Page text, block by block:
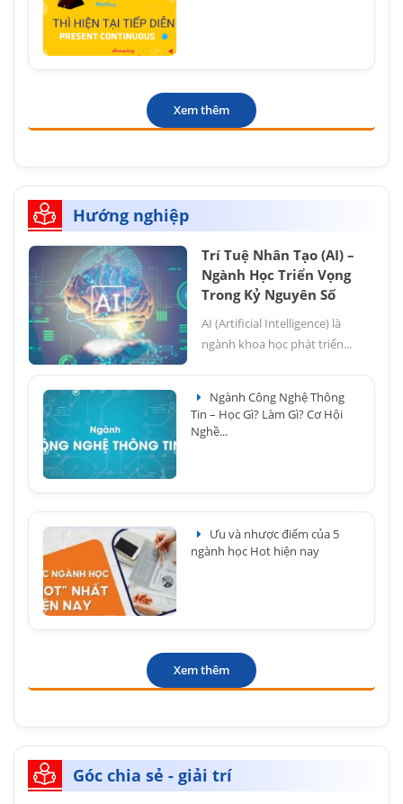
Xem thêm
Hướng nghiệp
Trí Tuệ Nhân Tạo (AI) –
Ngành Học Triển Vọng
Trong Kỷ Nguyên Số
AI (Artificial Intelligence) là
ngành khoa học phát triển...
Ngành Công Nghệ Thông
Tin – Học Gì? Làm Gì? Cơ Hội
Nghề...
Ưu và nhược điểm của 5
ngành học Hot hiện nay
Xem thêm
Góc chia sẻ - giải trí